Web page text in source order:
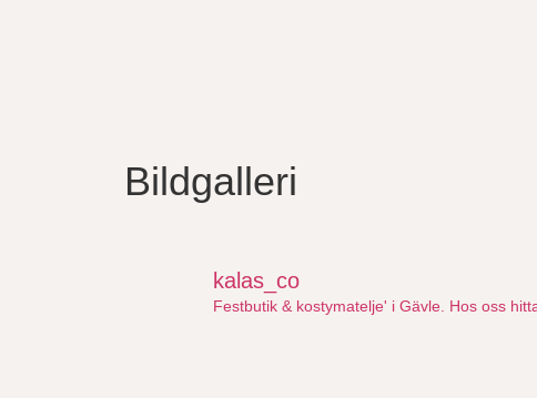
Bildgalleri
kalas_co
Festbutik & kostymatelje' i Gävle. Hos oss